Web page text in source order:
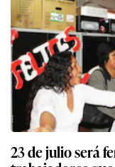
23 de julio será